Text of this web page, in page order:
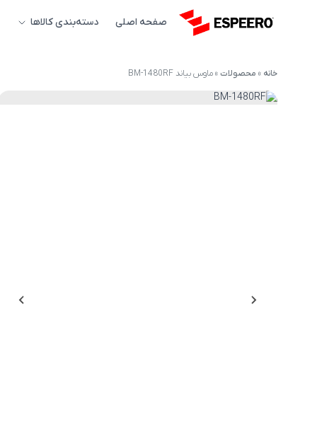
صفحه اصلی دسته‌بندی کالاها
خانه » محصولات»ماوس بیاند BM-1480RF